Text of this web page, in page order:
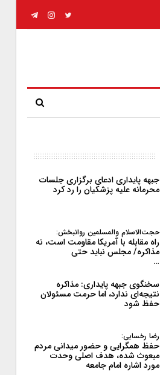
جبهه پایداری ادعای برگزاری جلسات
محرمانه علیه پزشکیان را رد کرد
حجت‌الاسلام والمسلمین روانبخش:
راه مقابله با آمریکا مقاومت است، نه
مذاکره/ مجلس نباید حتی
…
سخنگوی جبهه پایداری: مذاکره
نتیجه‌ای ندارد، اما حرمت مسئولان
حفظ شود
رضا رخسایی:
حفظ همگرایی و حضور میدانی مردم
مبعوث شده، هدف اصلی وحدت
مورد اشاره امام جامعه